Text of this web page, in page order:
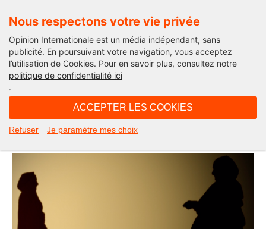
Nous respectons votre vie privée
Opinion Internationale est un média indépendant, sans
publicité. En poursuivant votre navigation, vous acceptez
l’utilisation de Cookies. Pour en savoir plus, consultez notre
politique de confidentialité ici
.
ACCEPTER LES COOKIES
Refuser Je paramètre mes choix
Actualité culturelle
La langue des oiseaux